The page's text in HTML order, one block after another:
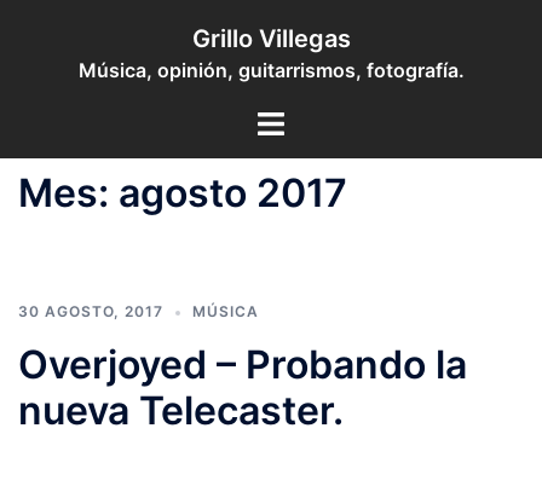
contenido
Grillo Villegas
Música, opinión, guitarrismos, fotografía.
Toggle
Mes: agosto 2017
30 AGOSTO, 2017 MÚSICA
Overjoyed – Probando la
nueva Telecaster.